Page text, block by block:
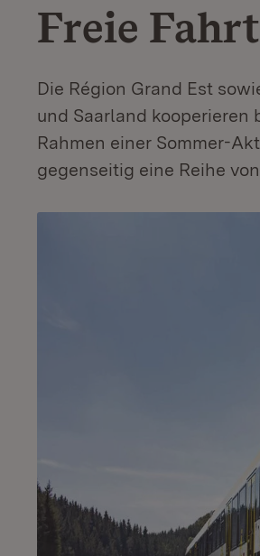
Freie
Die Région Grand Est
und Saarland kooperieren
Rahmen einer Sommer-
gegenseitig eine Reihe